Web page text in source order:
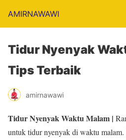
AMIRNAWAWI
Tidur Nyenyak
Tips Terbaik
amirnawawi
Tidur Nyenyak Waktu Malam |
untuk tidur nyenyak di waktu